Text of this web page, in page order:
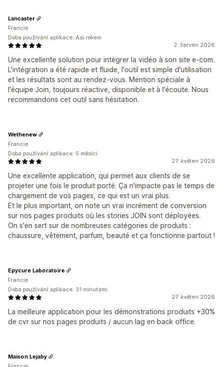
2. červen 2026
Une excellente solution pour intégrer la vidéo à son site e-com.
L'intégration a été rapide et fluide, l'outil est simple d'utilisation
et les résultats sont au rendez-vous. Mention spéciale à
l'équipe Join, toujours réactive, disponible et à l'écoute. Nous
recommandons cet outil sans hésitation.
Lancaster
Francie
Doba používání aplikace: Asi rokem
27. květen 2026
Une excellente application, qui permet aux clients de se
projeter une fois le produit porté. Ça n'impacte pas le temps de
chargement de vos pages, ce qui est un vrai plus.
Et le plus important, on note un vrai incrément de conversion
sur nos pages produits où les stories JOIN sont déployées.
On s'en sert sur de nombreuses catégories de produits :
chaussure, vêtement, parfum, beauté et ça fonctionne partout !
Wethenew
Francie
Doba používání aplikace: 5 měsíci
27. květen 2026
La meilleure application pour les démonstrations produits +30%
de cvr sur nos pages produits / aucun lag en back office.
Epycure Laboratoire
Francie
Doba používání aplikace: 31 minutami
Maison Lejaby